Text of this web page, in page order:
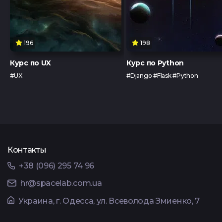
196
Курс по UX
#UX
198
Курс по Python
#Django #Flask #Python
Контакты
+38 (096) 295 74 96
hr@spacelab.com.ua
Украина, г. Одесса, ул. Всеволода Змиенко, 7